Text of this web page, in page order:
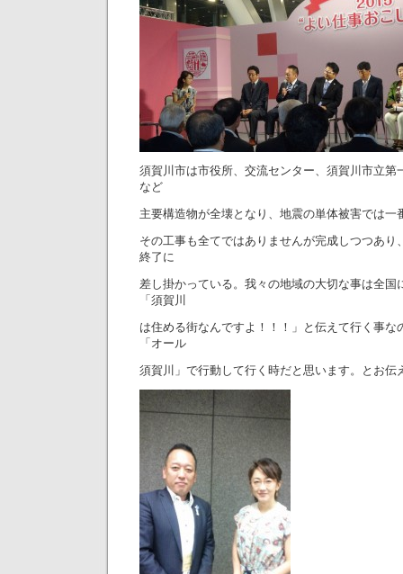
須賀川市は市役所、交流センター、須賀川市立第
など
主要構造物が全壊となり、地震の単体被害では一
その工事も全てではありませんが完成しつつあり
終了に
差し掛かっている。我々の地域の大切な事は全国
「須賀川
は住める街なんですよ！！！」と伝えて行く事な
「オール
須賀川」で行動して行く時だと思います。とお伝